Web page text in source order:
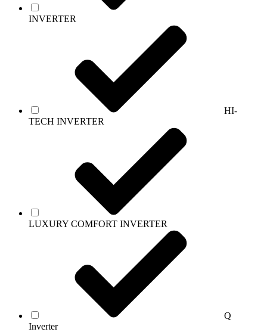
INVERTER
HI-
TECH INVERTER
LUXURY COMFORT INVERTER
Q
Inverter